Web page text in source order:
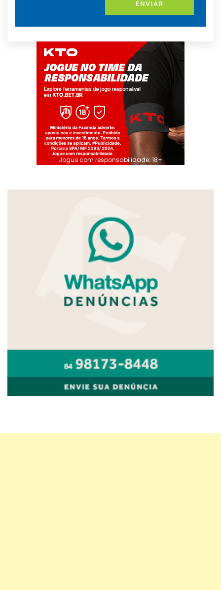
ENVIAR
Jogue com responsabilidade. 18+